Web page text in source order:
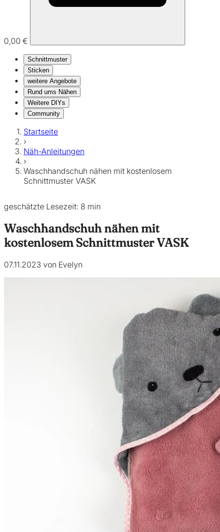
0,00 €
Schnittmuster
Sticken
weitere Angebote
Rund ums Nähen
Weitere DIYs
Community
Startseite
›
Näh-Anleitungen
›
Waschhandschuh nähen mit kostenlosem
Schnittmuster VASK
geschätzte Lesezeit: 8 min
Waschhandschuh nähen mit
kostenlosem Schnittmuster VASK
07.11.2023 von Evelyn